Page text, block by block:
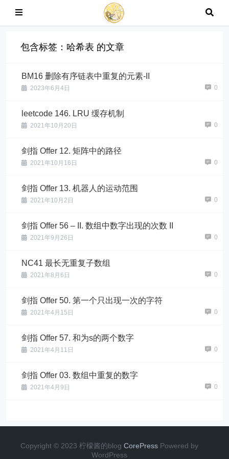
包含标签：哈希表 的文章
BM16 删除有序链表中重复的元素-II
2023年6月4日 0
leetcode 146. LRU 缓存机制
2021年10月20日 0
剑指 Offer 12. 矩阵中的路径
2021年10月16日 0
剑指 Offer 13. 机器人的运动范围
2021年10月2日 0
剑指 Offer 56 – II. 数组中数字出现的次数 II
2021年9月26日 0
NC41 最长无重复子数组
2021年8月6日 0
剑指 Offer 50. 第一个只出现一次的字符
2021年4月15日 0
剑指 Offer 57. 和为s的两个数字
2021年4月11日 0
剑指 Offer 03. 数组中重复的数字
2021年4月9日 0
Copyright © 2023 柠檬酱的blog CorePress Powered by
WordPress